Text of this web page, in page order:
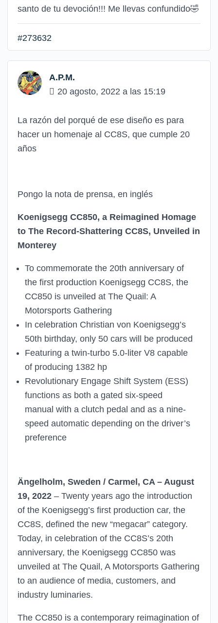
santo de tu devoción!!! Me llevas confundido🤣
#273632
A.P.M.
20 agosto, 2022 a las 15:19
La razón del porqué de ese diseño es para
hacer un homenaje al CC8S, que cumple 20
años
Pongo la nota de prensa, en inglés
Koenigsegg CC850, a Reimagined Homage
to The Record-Shattering CC8S, Unveiled in
Monterey
To commemorate the 20th anniversary of
the first production Koenigsegg CC8S, the
CC850 is unveiled at The Quail: A
Motorsports Gathering
In celebration Christian von Koenigsegg’s
50th birthday, only 50 cars will be produced
Featuring a twin-turbo 5.0-liter V8 capable
of producing 1382 hp
Revolutionary Engage Shift System (ESS)
functions as both a gated six-speed
manual with a clutch pedal and as a nine-
speed automatic depending on the driver’s
preference
Ängelholm, Sweden / Carmel, CA – August
19, 2022 – Twenty years ago the introduction
of the Koenigsegg’s first production car, the
CC8S, defined the new “megacar” category.
Today, in celebration of the CC8S’s 20th
anniversary, the Koenigsegg CC850 was
unveiled at The Quail, A Motorsports Gathering
to an audience of media, customers, and
industry luminaries.
The CC850 is a contemporary reimagination of